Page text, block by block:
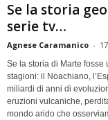
Se la storia
serie tv…
Agnese Caramanico -
Se la storia di Marte
stagioni: il Noachiano,
miliardi di anni di
eruzioni vulcaniche,
mondo arido che